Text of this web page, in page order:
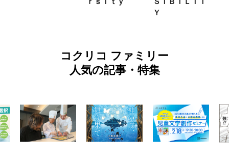
Ｙ
コクリコ ファミリー
人気の記事・特集